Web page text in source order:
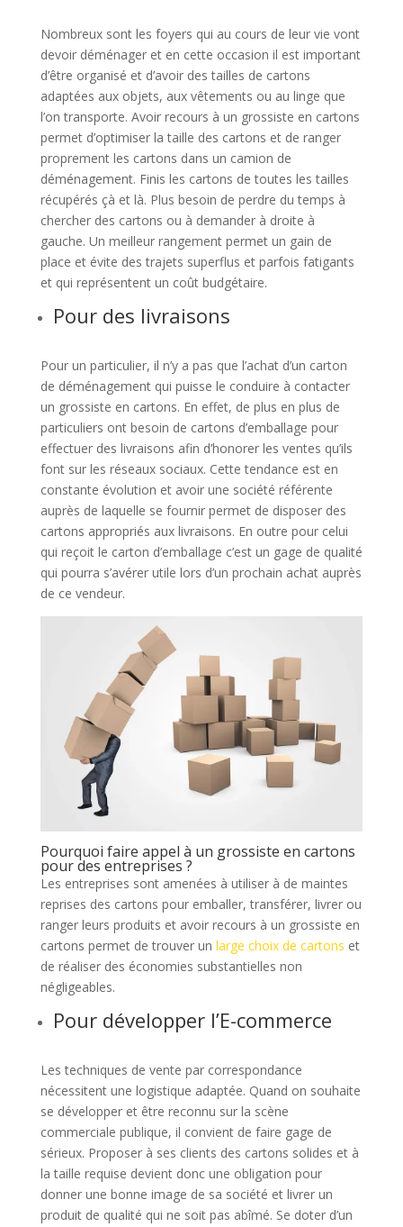
Nombreux sont les foyers qui au cours de leur vie vont
devoir déménager et en cette occasion il est important
d’être organisé et d’avoir des tailles de cartons
adaptées aux objets, aux vêtements ou au linge que
l’on transporte. Avoir recours à un grossiste en cartons
permet d’optimiser la taille des cartons et de ranger
proprement les cartons dans un camion de
déménagement. Finis les cartons de toutes les tailles
récupérés çà et là. Plus besoin de perdre du temps à
chercher des cartons ou à demander à droite à
gauche. Un meilleur rangement permet un gain de
place et évite des trajets superflus et parfois fatigants
et qui représentent un coût budgétaire.
Pour des livraisons
Pour un particulier, il n’y a pas que l’achat d’un carton
de déménagement qui puisse le conduire à contacter
un grossiste en cartons. En effet, de plus en plus de
particuliers ont besoin de cartons d’emballage pour
effectuer des livraisons afin d’honorer les ventes qu’ils
font sur les réseaux sociaux. Cette tendance est en
constante évolution et avoir une société référente
auprès de laquelle se fournir permet de disposer des
cartons appropriés aux livraisons. En outre pour celui
qui reçoit le carton d’emballage c’est un gage de qualité
qui pourra s’avérer utile lors d’un prochain achat auprès
de ce vendeur.
Pourquoi faire appel à un grossiste en cartons
pour des entreprises ?
Les entreprises sont amenées à utiliser à de maintes
reprises des cartons pour emballer, transférer, livrer ou
ranger leurs produits et avoir recours à un grossiste en
cartons permet de trouver un large choix de cartons et
de réaliser des économies substantielles non
négligeables.
Pour développer l’E-commerce
Les techniques de vente par correspondance
nécessitent une logistique adaptée. Quand on souhaite
se développer et être reconnu sur la scène
commerciale publique, il convient de faire gage de
sérieux. Proposer à ses clients des cartons solides et à
la taille requise devient donc une obligation pour
donner une bonne image de sa société et livrer un
produit de qualité qui ne soit pas abîmé. Se doter d’un